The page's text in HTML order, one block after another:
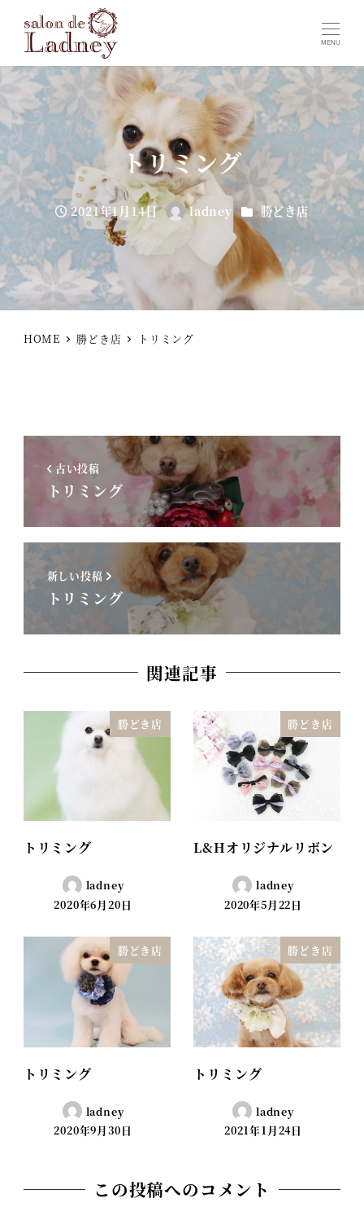
MENU
トリミング
投稿日
2021年1月14日
著
ladney カテゴリー
勝どき店
HOME 勝どき店 トリミング
古い投稿
トリミング
新しい投稿
トリミング
関連記事
勝どき店
トリミング
ladney
2020年6月20日
勝どき店
L&Hオリジナルリボン
ladney
2020年5月22日
勝どき店
トリミング
ladney
2020年9月30日
勝どき店
トリミング
ladney
2021年1月24日
この投稿へのコメント